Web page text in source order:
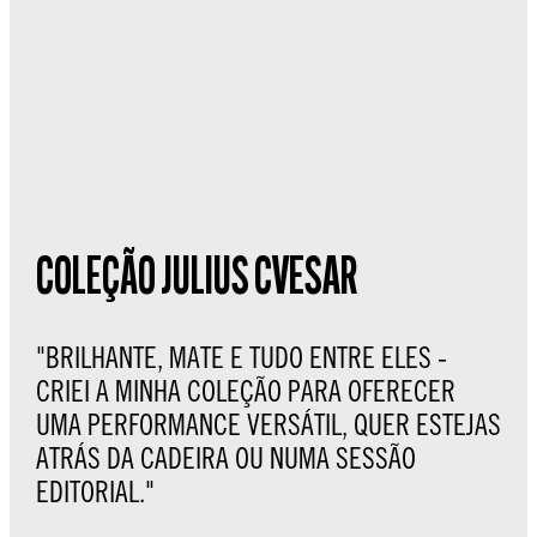
COLEÇÃO JULIUS CVESAR
"BRILHANTE, MATE E TUDO ENTRE ELES -
CRIEI A MINHA COLEÇÃO PARA OFERECER
UMA PERFORMANCE VERSÁTIL, QUER ESTEJAS
ATRÁS DA CADEIRA OU NUMA SESSÃO
EDITORIAL."